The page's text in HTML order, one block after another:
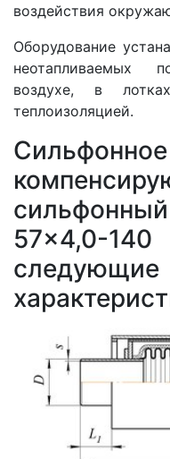
воздействия
Оборудование
неотапливаемых
воздухе, в
теплоизоляцией.
Сильфонное